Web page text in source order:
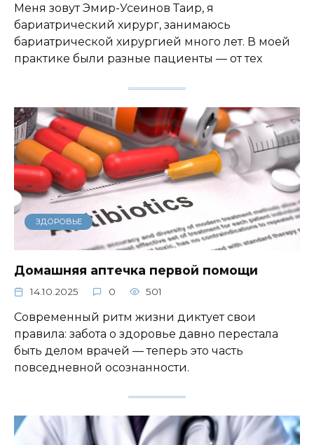
Меня зовут Эмир-Усеинов Таир, я
бариатрический хирург, занимаюсь
бариатрической хирургией много лет. В моей
практике были разные пациенты — от тех
ЗДОРОВЬЕ
Домашняя аптечка первой помощи
14.10.2025 0 501
Современный ритм жизни диктует свои
правила: забота о здоровье давно перестала
быть делом врачей — теперь это часть
повседневной осознанности.